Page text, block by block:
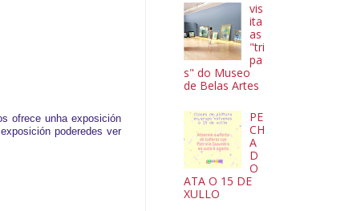
ofrece unha exposición
poderedes ver
vis
ita
as
"tri
pa
s" do Museo
de Belas Artes
PE
CH
A
D
O
ATA O 15 DE
XULLO